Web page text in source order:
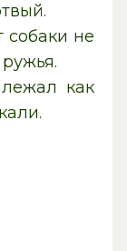
собаки не
как